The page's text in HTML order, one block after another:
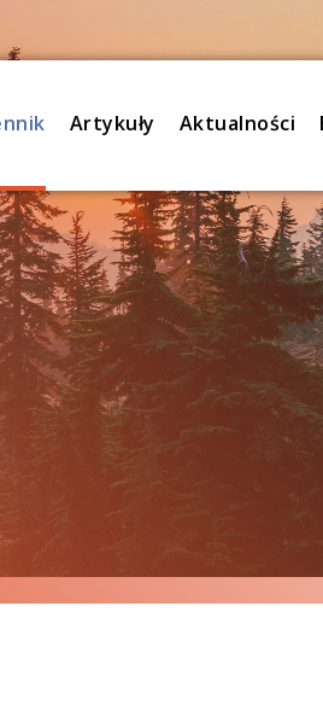
Artykuły Aktualności